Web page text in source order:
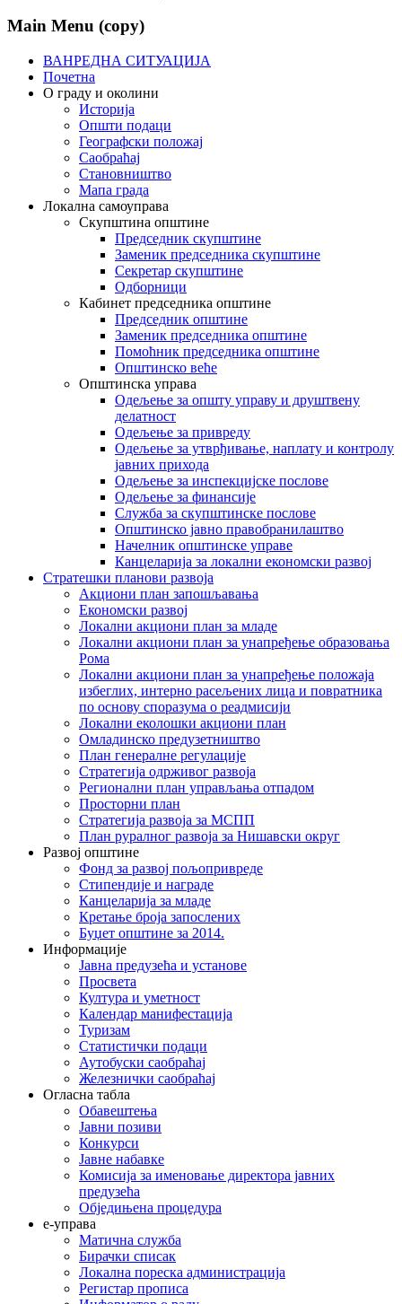
Main Menu (copy)
ВАНРЕДНА СИТУАЦИЈА
Почетна
О граду и околини
Историја
Општи подаци
Географски положај
Саобраћај
Становништво
Мапа града
Локална самоуправа
Скупштина општине
Председник скупштине
Заменик председника скупштине
Секретар скупштине
Одборници
Кабинет председника општине
Председник општине
Заменик председника општине
Помоћник председника општине
Општинско веће
Општинска управа
Одељење за општу управу и друштвену
делатност
Одељење за привреду
Одељење за утврђивање, наплату и контролу
јавних прихода
Одељење за инспекцијске послове
Одељење за финансије
Служба за скупштинске послове
Општинско јавно правобранилаштво
Начелник општинске управе
Канцеларија за локални економски развој
Стратешки планови развоја
Акциони план запошљавања
Економски развој
Локални акциони план за младе
Локални акциони план за унапређење образовања
Рома
Локални акциони план за унапређење положаја
избеглих, интерно расељених лица и повратника
по основу споразума о реадмисији
Локални еколошки акциони план
Омладинско предузетништво
План генералне регулације
Стратегија одрживог развоја
Регионални план управљања отпадом
Просторни план
Стратегија развоја за МСПП
План руралног развоја за Нишавски округ
Развој општине
Фонд за развој пољопривреде
Стипендије и награде
Канцеларија за младе
Кретање броја запослених
Буџет општине за 2014.
Информације
Јавна предузећа и установе
Просвета
Култура и уметност
Календар манифестација
Туризам
Статистички подаци
Аутобуски саобраћај
Железнички саобраћај
Огласна табла
Обавештења
Јавни позиви
Конкурси
Јавне набавке
Комисија за именовање директора јавних
предузећа
Обједињена процедура
е-управа
Матична служба
Бирачки списак
Локална пореска администрација
Регистар прописа